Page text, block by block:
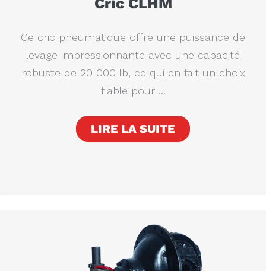
Ce cric pneumatique offre une puissance de
levage impressionnante avec une capacité
robuste de 20 000 lb, ce qui en fait un choix
fiable pour ...
LIRE LA SUITE